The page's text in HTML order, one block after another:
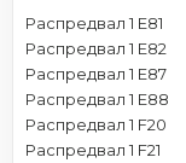
Распредвал 1 E81
Распредвал 1 E82
Распредвал 1 E87
Распредвал 1 E88
Распредвал 1 F20
Распредвал 1 F21